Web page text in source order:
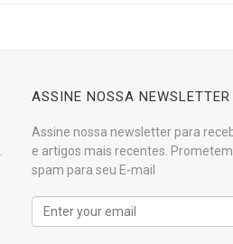
ASSINE NOSSA NEWSLETTER
Assine nossa newsletter para
e artigos mais recentes.
spam para seu E-mail